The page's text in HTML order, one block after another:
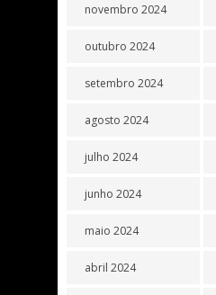
novembro 2024
outubro 2024
setembro 2024
agosto 2024
julho 2024
junho 2024
maio 2024
abril 2024